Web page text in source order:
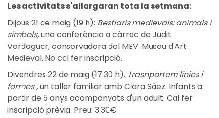
Les activitats s'allargaran tota la setmana:
Dijous 21 de maig (19 h): Bestiaris medievals: animals i
símbols,una conferència a càrrec de Judit
Verdaguer, conservadora del MEV. Museu d'Art
Medieval. No cal fer inscripció.
Divendres 22 de maig (17.30 h). Trasnportem línies i
formes ,un taller familiar amb Clara Sáez. Infants a
partir de 5 anys acompanyats d'un adult. Cal fer
inscripció prèvia. Preu: 3.30€